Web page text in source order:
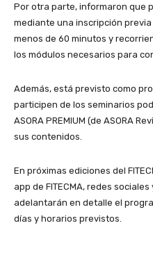
Por otra parte, informaron que
mediante una inscripción
menos de 60 minutos y
los módulos necesarios para
Además, está previsto como
participen de los seminarios
ASORA PREMIUM (de ASORA
sus contenidos.
En próximas ediciones del
app de FITECMA, redes sociales
adelantarán en detalle el
días y horarios previstos.